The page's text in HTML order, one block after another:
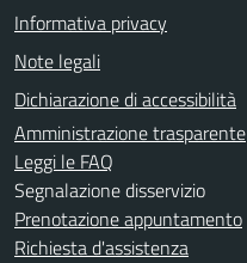
Informativa privacy
Note legali
Dichiarazione di accessibilità
Amministrazione trasparente
Leggi le FAQ
Segnalazione disservizio
Prenotazione appuntamento
Richiesta d'assistenza